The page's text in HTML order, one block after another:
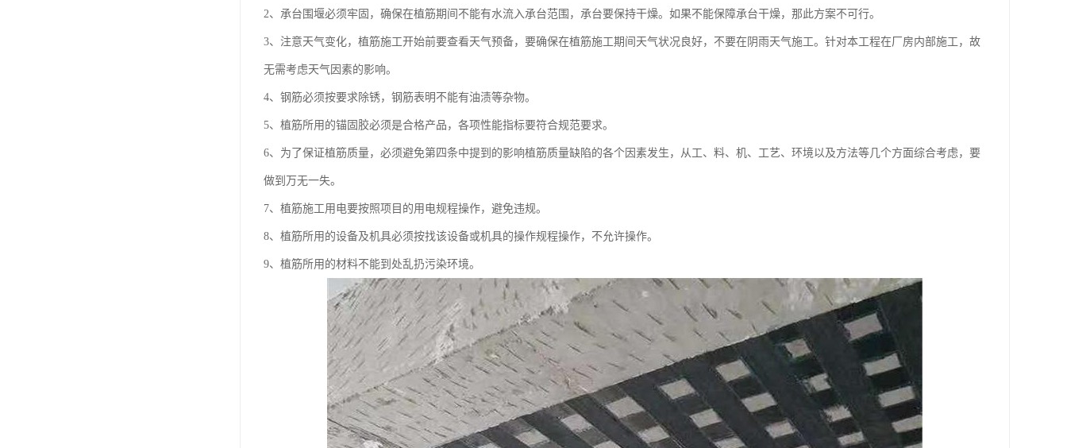
2、承台围堰必须牢固，确保在植筋期间不能有水流入承台范围，承台要保持干燥。如果不能保障承台干燥，那此方案不可行。
3、注意天气变化，植筋施工开始前要查看天气预备，要确保在植筋施工期间天气状况良好，不要在阴雨天气施工。针对本工程在厂房内部施工，故
无需考虑天气因素的影响。
4、钢筋必须按要求除锈，钢筋表明不能有油渍等杂物。
5、植筋所用的锚固胶必须是合格产品，各项性能指标要符合规范要求。
6、为了保证植筋质量，必须避免第四条中提到的影响植筋质量缺陷的各个因素发生，从工、料、机、工艺、环境以及方法等几个方面综合考虑，要
做到万无一失。
7、植筋施工用电要按照项目的用电规程操作，避免违规。
8、植筋所用的设备及机具必须按找该设备或机具的操作规程操作，不允许操作。
9、植筋所用的材料不能到处乱扔污染环境。